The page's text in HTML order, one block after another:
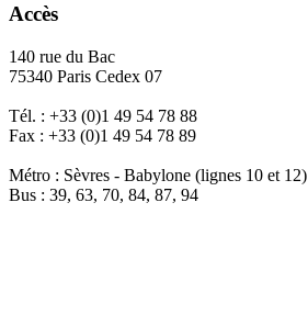
Accès
140 rue du Bac
75340 Paris Cedex 07
Tél. : +33 (0)1 49 54 78 88
Fax : +33 (0)1 49 54 78 89
Métro : Sèvres - Babylone (lignes 10 et 12)
Bus : 39, 63, 70, 84, 87, 94